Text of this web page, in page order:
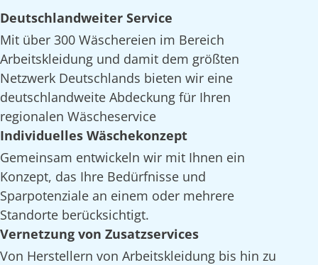
Deutschlandweiter Service
Mit über 300 Wäschereien im Bereich
Arbeitskleidung und damit dem größten
Netzwerk Deutschlands bieten wir eine
deutschlandweite Abdeckung für Ihren
regionalen Wäscheservice
Individuelles Wäschekonzept
Gemeinsam entwickeln wir mit Ihnen ein
Konzept, das Ihre Bedürfnisse und
Sparpotenziale an einem oder mehrere
Standorte berücksichtigt.
Vernetzung von Zusatzservices
Von Herstellern von Arbeitskleidung bis hin zu